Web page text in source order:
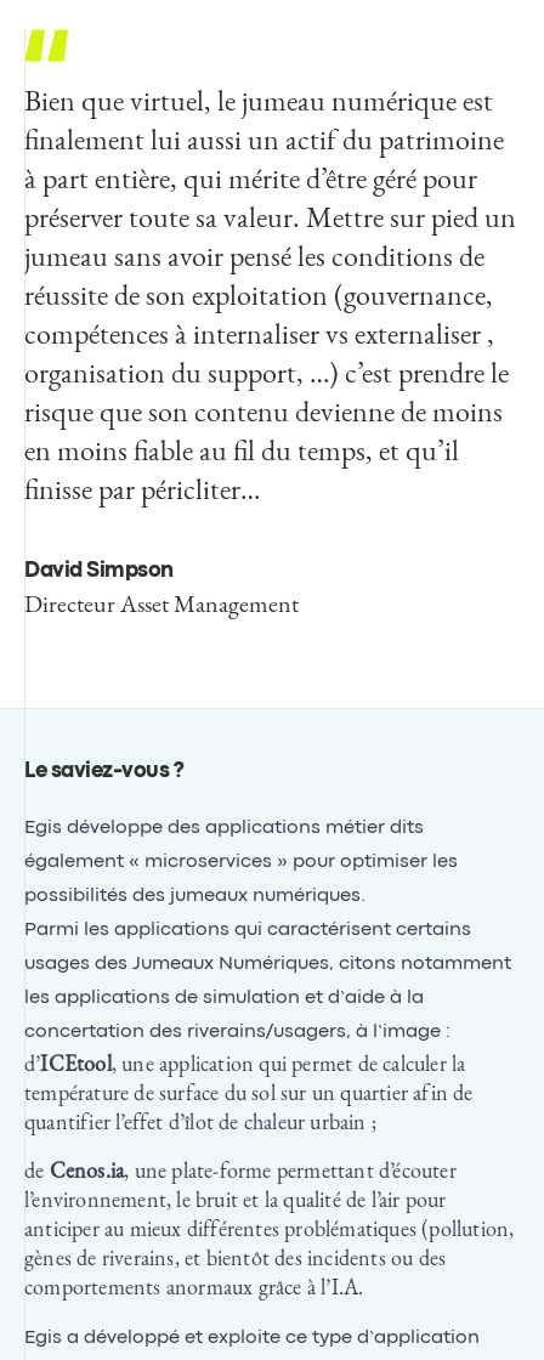
Bien que virtuel, le jumeau numérique est
finalement lui aussi un actif du patrimoine
à part entière, qui mérite d’être géré pour
préserver toute sa valeur. Mettre sur pied un
jumeau sans avoir pensé les conditions de
réussite de son exploitation (gouvernance,
compétences à internaliser vs externaliser ,
organisation du support, …) c’est prendre le
risque que son contenu devienne de moins
en moins fiable au fil du temps, et qu’il
finisse par péricliter…
David Simpson
Directeur Asset Management
Le saviez-vous ?
Egis développe des applications métier dits
également « microservices » pour optimiser les
possibilités des jumeaux numériques.
Parmi les applications qui caractérisent certains
usages des Jumeaux Numériques, citons notamment
les applications de simulation et d’aide à la
concertation des riverains/usagers, à l’image :
d’ICEtool, une application qui permet de calculer la
température de surface du sol sur un quartier afin de
quantifier l’effet d’îlot de chaleur urbain ;
de Cenos.ia, une plate-forme permettant d’écouter
l’environnement, le bruit et la qualité de l’air pour
anticiper au mieux différentes problématiques (pollution,
gènes de riverains, et bientôt des incidents ou des
comportements anormaux grâce à l’I.A.
Egis a développé et exploite ce type d’application